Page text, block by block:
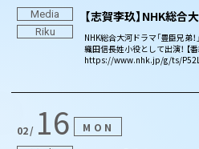
Media
Riku
【志賀李玖】NHK総合
NHK総合大河ドラマ「豊臣兄弟
織田信長姓小役として出演！ 【
https://www.nhk.jp/g/ts/
02 16 MON